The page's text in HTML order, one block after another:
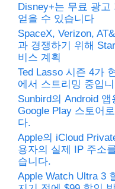
Disney+는 무료 광고
얻을 수 있습니다
SpaceX, Verizon,
과 경쟁하기 위해
비스 계획
Ted Lasso 시즌 4가
에서 스트리밍 중입
Sunbird의 Android
Google Play 스토어
다.
Apple의 iCloud
용자의 실제 IP 주소
습니다.
Apple Watch Ultra 3